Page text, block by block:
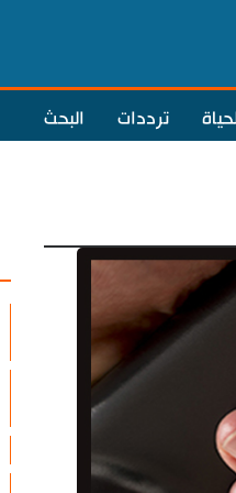
ترددات البحث